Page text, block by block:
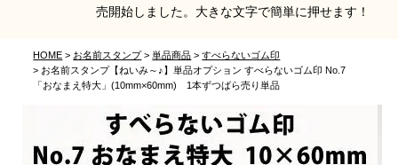
売開始しました。大きな文字で簡単に押せます！
HOME お名前スタンプ 単品商品
すべらないゴム印
お名前スタンプ【ねいみ～♪】単品オプション すべらないゴム印 No.7
「おなまえ特大」(10mm×60mm) 1本ずつばら売り単品